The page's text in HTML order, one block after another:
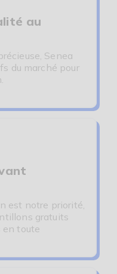
avis)
au
Senea
du marché pour
est notre priorité,
gratuits
en toute